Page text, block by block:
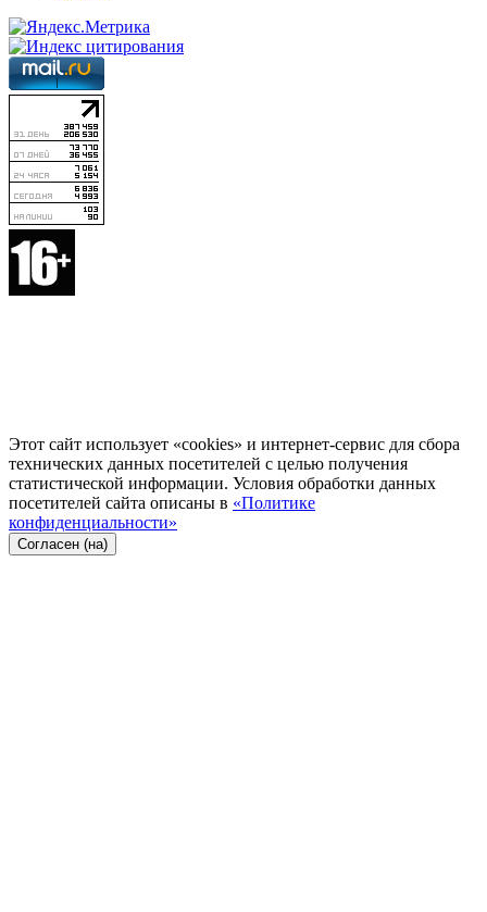
Этот сайт использует «cookies» и интернет-сервис для сбора
технических данных посетителей с целью получения
статистической информации. Условия обработки данных
посетителей сайта описаны в «Политике
конфиденциальности»
Согласен (на)